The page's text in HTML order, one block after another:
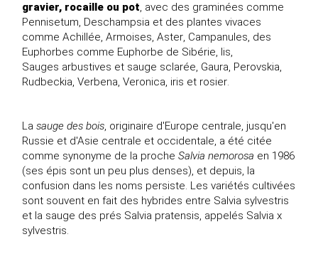
gravier, rocaille ou pot, avec des graminées comme
Pennisetum, Deschampsia et des plantes vivaces
comme Achillée, Armoises, Aster, Campanules, des
Euphorbes comme Euphorbe de Sibérie, lis,
Sauges arbustives et sauge sclarée, Gaura, Perovskia,
Rudbeckia, Verbena, Veronica, iris et rosier.
La sauge des bois, originaire d'Europe centrale, jusqu'en
Russie et d'Asie centrale et occidentale, a été citée
comme synonyme de la proche Salvia nemorosa en 1986
(ses épis sont un peu plus denses), et depuis, la
confusion dans les noms persiste. Les variétés cultivées
sont souvent en fait des hybrides entre Salvia sylvestris
et la sauge des prés Salvia pratensis, appelés Salvia x
sylvestris.